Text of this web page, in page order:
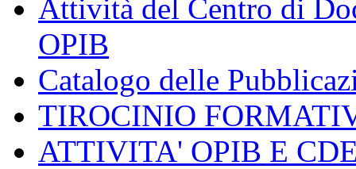
Attività del Centro di
OPIB
Catalogo delle
TIROCINIO
ATTIVITA' OPIB E